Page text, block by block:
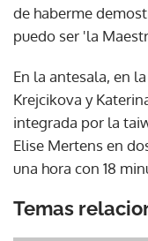
de haberme
puedo ser 'la
En la antesala, en
Krejcikova y
integrada por la
Elise Mertens en
una hora con 18
Temas